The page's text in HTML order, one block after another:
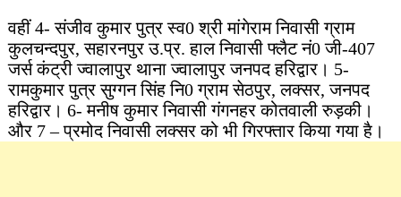
वहीं 4- संजीव कुमार पुत्र स्व0 श्री मांगेराम निवासी ग्राम
कुलचन्दपुर, सहारनपुर उ.प्र. हाल निवासी फ्लैट नं0 जी-407
जर्स कंट्री ज्वालापुर थाना ज्वालापुर जनपद हरिद्वार। 5-
रामकुमार पुत्र सुग्गन सिंह नि0 ग्राम सेठपुर, लक्सर, जनपद
हरिद्वार। 6- मनीष कुमार निवासी गंगनहर कोतवाली रुड़की।
और 7 – प्रमोद निवासी लक्सर को भी गिरफ्तार किया गया है।